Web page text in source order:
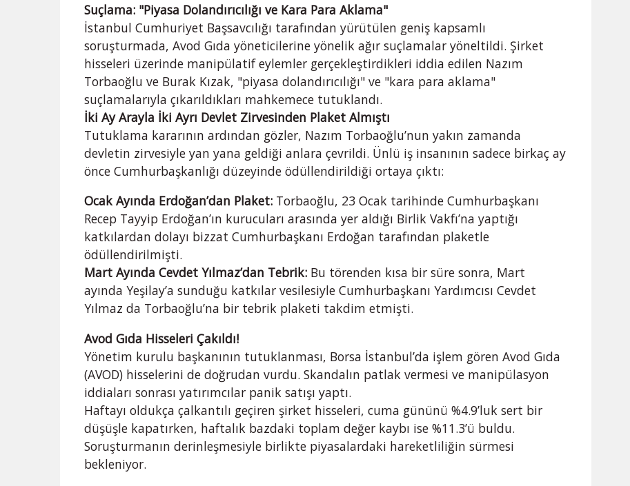
Suçlama: "Piyasa Dolandırıcılığı ve Kara Para Aklama"
İstanbul Cumhuriyet Başsavcılığı tarafından yürütülen geniş kapsamlı
soruşturmada, Avod Gıda yöneticilerine yönelik ağır suçlamalar yöneltildi. Şirket
hisseleri üzerinde manipülatif eylemler gerçekleştirdikleri iddia edilen Nazım
Torbaoğlu ve Burak Kızak, "piyasa dolandırıcılığı" ve "kara para aklama"
suçlamalarıyla çıkarıldıkları mahkemece tutuklandı.
İki Ay Arayla İki Ayrı Devlet Zirvesinden Plaket Almıştı
Tutuklama kararının ardından gözler, Nazım Torbaoğlu’nun yakın zamanda
devletin zirvesiyle yan yana geldiği anlara çevrildi. Ünlü iş insanının sadece birkaç ay
önce Cumhurbaşkanlığı düzeyinde ödüllendirildiği ortaya çıktı:
Ocak Ayında Erdoğan’dan Plaket: Torbaoğlu, 23 Ocak tarihinde Cumhurbaşkanı
Recep Tayyip Erdoğan’ın kurucuları arasında yer aldığı Birlik Vakfı’na yaptığı
katkılardan dolayı bizzat Cumhurbaşkanı Erdoğan tarafından plaketle
ödüllendirilmişti.
Mart Ayında Cevdet Yılmaz’dan Tebrik: Bu törenden kısa bir süre sonra, Mart
ayında Yeşilay’a sunduğu katkılar vesilesiyle Cumhurbaşkanı Yardımcısı Cevdet
Yılmaz da Torbaoğlu’na bir tebrik plaketi takdim etmişti.
Avod Gıda Hisseleri Çakıldı!
Yönetim kurulu başkanının tutuklanması, Borsa İstanbul’da işlem gören Avod Gıda
(AVOD) hisselerini de doğrudan vurdu. Skandalın patlak vermesi ve manipülasyon
iddiaları sonrası yatırımcılar panik satışı yaptı.
Haftayı oldukça çalkantılı geçiren şirket hisseleri, cuma gününü %4.9’luk sert bir
düşüşle kapatırken, haftalık bazdaki toplam değer kaybı ise %11.3’ü buldu.
Soruşturmanın derinleşmesiyle birlikte piyasalardaki hareketliliğin sürmesi
bekleniyor.